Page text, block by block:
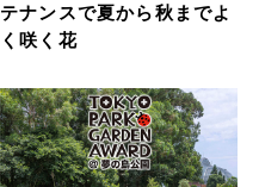
テナンスで夏から秋までよ
く咲く花